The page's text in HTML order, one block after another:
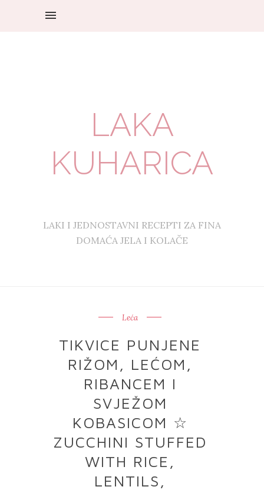
LAKA
KUHARICA
LAKI I JEDNOSTAVNI RECEPTI ZA FINA
DOMAĆA JELA I KOLAČE
Leća
TIKVICE PUNJENE
RIŽOM, LEĆOM,
RIBANCEM I
SVJEŽOM
KOBASICOM ☆
ZUCCHINI STUFFED
WITH RICE,
LENTILS,